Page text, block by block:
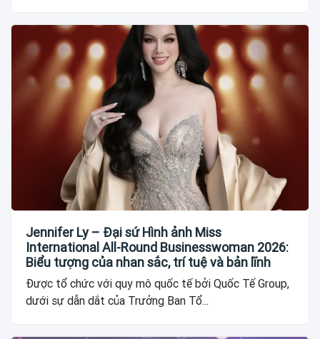
Jennifer Ly – Đại sứ Hình ảnh Miss
International All-Round Businesswoman 2026:
Biểu tượng của nhan sắc, trí tuệ và bản lĩnh
Được tổ chức với quy mô quốc tế bởi Quốc Tế Group,
dưới sự dẫn dắt của Trưởng Ban Tổ...